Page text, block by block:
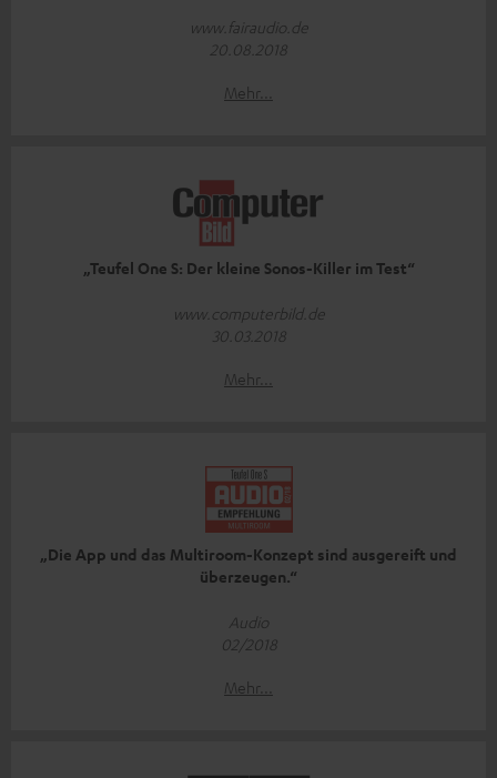
www.fairaudio.de
20.08.2018
Mehr...
„Teufel One S: Der kleine Sonos-Killer im Test“
www.computerbild.de
30.03.2018
Mehr...
„Die App und das Multiroom-Konzept sind ausgereift und
überzeugen.“
Audio
02/2018
Mehr...